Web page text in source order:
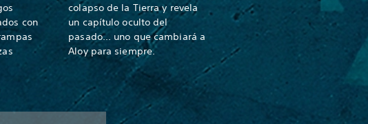
con
colapso de la Tierra y revela
un capítulo oculto del
pasado... uno que cambiará a
Aloy para siempre.